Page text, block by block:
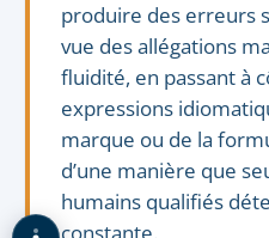
produire des erreurs
vue des allégations
fluidité, en passant à
expressions
marque ou de la
d’une manière que
humains qualifiés